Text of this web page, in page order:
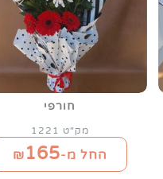
חורפי
מק"ט 1221
החל מ-₪165